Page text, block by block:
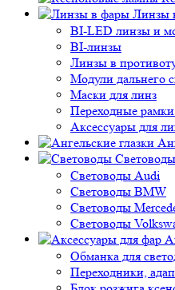
BI-LED линзы и
BI-линзы
Линзы в
Модули дальнего
Маски для линз
Переходные рамки
Аксессуары для линз
Световоды
Cветоводы Audi
Cветоводы BMW
Световоды Mercedes
Cветоводы
Обманка для
Переходники,
Блок розжига
Стекла фар